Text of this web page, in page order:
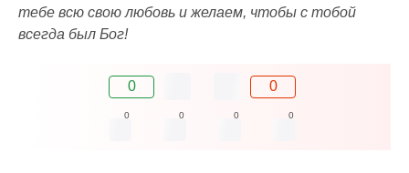
тебе всю свою любовь и желаем, чтобы с тобой
всегда был Бог!
0 0
0 0 0 0